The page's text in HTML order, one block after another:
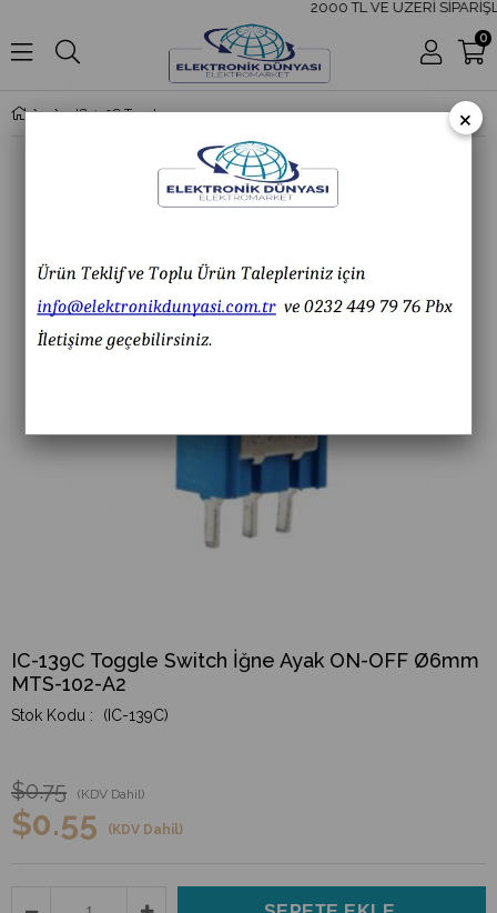
2000 TL VE ÜZERİ
0
IC-139C Toggle Switch İğne Ayak ON-OFF Ø6mm MTS-102-A2
IC-139C Toggle Switch İğne Ayak ON-OFF Ø6mm
MTS-102-A2
(IC-139C)
$0.75 (KDV Dahil)
$0.55 (KDV Dahil)
×